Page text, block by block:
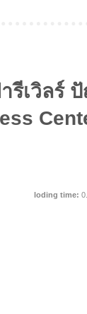
รีเวิลร์
loding time: